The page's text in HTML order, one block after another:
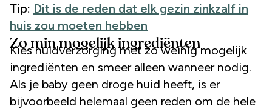
Tip: Dit is de reden dat elk gezin zinkzalf in
huis zou moeten hebben
Zo min mogelijk ingrediënten
Kies huidverzorging met zo weinig mogelijk
ingrediënten en smeer alleen wanneer nodig.
Als je baby geen droge huid heeft, is er
bijvoorbeeld helemaal geen reden om de hele